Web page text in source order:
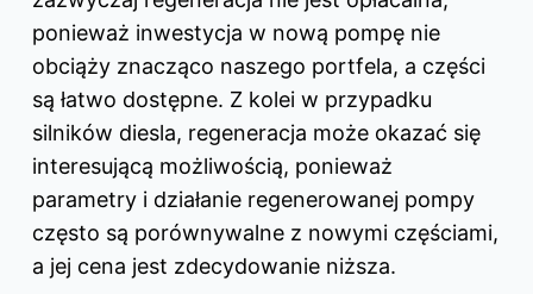
ponieważ inwestycja w nową pompę nie
obciąży znacząco naszego portfela, a części
są łatwo dostępne. Z kolei w przypadku
silników diesla, regeneracja może okazać się
interesującą możliwością, ponieważ
parametry i działanie regenerowanej pompy
często są porównywalne z nowymi częściami,
a jej cena jest zdecydowanie niższa.